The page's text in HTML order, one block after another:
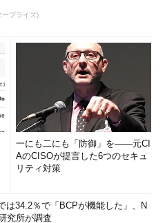
組織文化や業務の在り方も見直
べ、監査を活用しながら自律的
掛けた。
ィ対策室 室長として再発防止
策のとりまとめに当たった橋
り、厚
対策室
能強
リスク評
・出口対
とを表明
してい
分だっ
如してお
ープライズ)
一にも二にも「防御」を――元CI
AのCISOが提言した6つのセキュ
リティ対策
は34.2％で「BCPが機能した」、N
究所が調査